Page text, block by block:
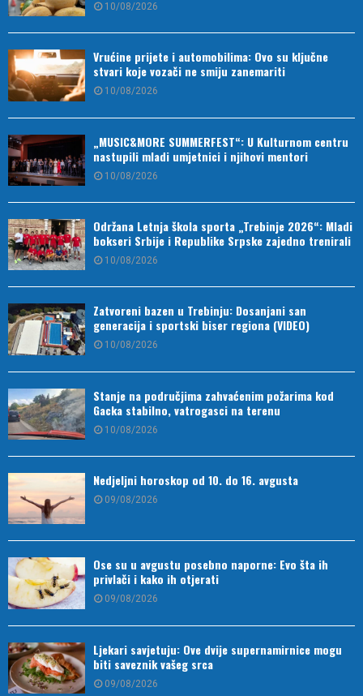
10/08/2026
Vrućine prijete i automobilima: Ovo su ključne
stvari koje vozači ne smiju zanemariti
10/08/2026
„MUSIC&MORE SUMMERFEST“: U Kulturnom centru
nastupili mladi umjetnici i njihovi mentori
10/08/2026
Održana Letnja škola sporta „Trebinje 2026“: Mladi
bokseri Srbije i Republike Srpske zajedno trenirali
10/08/2026
Zatvoreni bazen u Trebinju: Dosanjani san
generacija i sportski biser regiona (VIDEO)
10/08/2026
Stanje na područjima zahvaćenim požarima kod
Gacka stabilno, vatrogasci na terenu
10/08/2026
Nedjeljni horoskop od 10. do 16. avgusta
09/08/2026
Ose su u avgustu posebno naporne: Evo šta ih
privlači i kako ih otjerati
09/08/2026
Ljekari savjetuju: Ove dvije supernamirnice mogu
biti saveznik vašeg srca
09/08/2026